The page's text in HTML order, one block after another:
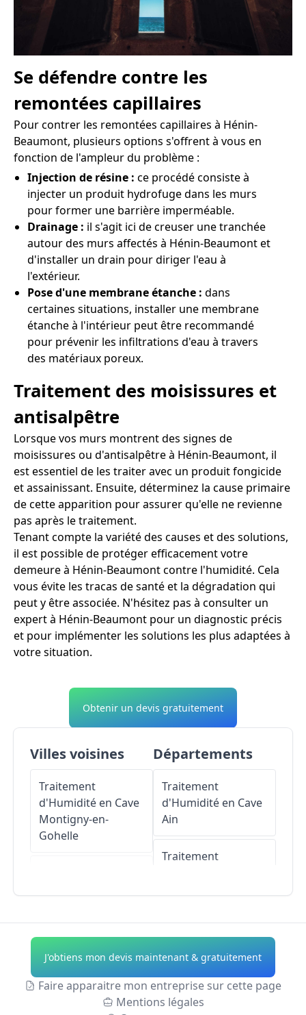
Se défendre contre les
remontées capillaires
Pour contrer les remontées capillaires à Hénin-
Beaumont, plusieurs options s'offrent à vous en
fonction de l'ampleur du problème :
Injection de résine : ce procédé consiste à
injecter un produit hydrofuge dans les murs
pour former une barrière imperméable.
Drainage : il s'agit ici de creuser une tranchée
autour des murs affectés à Hénin-Beaumont et
d'installer un drain pour diriger l'eau à
l'extérieur.
Pose d'une membrane étanche : dans
certaines situations, installer une membrane
étanche à l'intérieur peut être recommandé
pour prévenir les infiltrations d'eau à travers
des matériaux poreux.
Traitement des moisissures et
antisalpêtre
Lorsque vos murs montrent des signes de
moisissures ou d'antisalpêtre à Hénin-Beaumont, il
est essentiel de les traiter avec un produit fongicide
et assainissant. Ensuite, déterminez la cause primaire
de cette apparition pour assurer qu'elle ne revienne
pas après le traitement.
Tenant compte la variété des causes et des solutions,
il est possible de protéger efficacement votre
demeure à Hénin-Beaumont contre l'humidité. Cela
vous évite les tracas de santé et la dégradation qui
peut y être associée. N'hésitez pas à consulter un
expert à Hénin-Beaumont pour un diagnostic précis
et pour implémenter les solutions les plus adaptées à
votre situation.
Obtenir un devis gratuitement
Villes voisines
Traitement
d'Humidité en Cave
Montigny-en-
Gohelle
d'Humidité en Cave
Billy-Montigny
Départements
Traitement
d'Humidité en Cave
Ain
Traitement
Traitement
Allier
Traitement
J'obtiens mon devis maintenant & gratuitement
Faire apparaitre mon entreprise sur cette page
Mentions légales